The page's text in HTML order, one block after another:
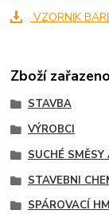
VZORNIK
Zboží
STAVBA
VÝROBCI
SUCHÉ SMĚSY
STAVEBNI
SPÁROVACÍ